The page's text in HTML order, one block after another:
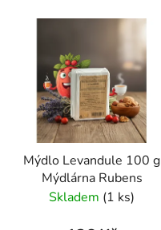
Mýdlo Levandule 100 g
Mýdlárna Rubens
Skladem (1 ks)